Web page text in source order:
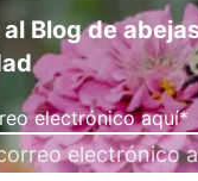
Blog de
electrónico aquí*